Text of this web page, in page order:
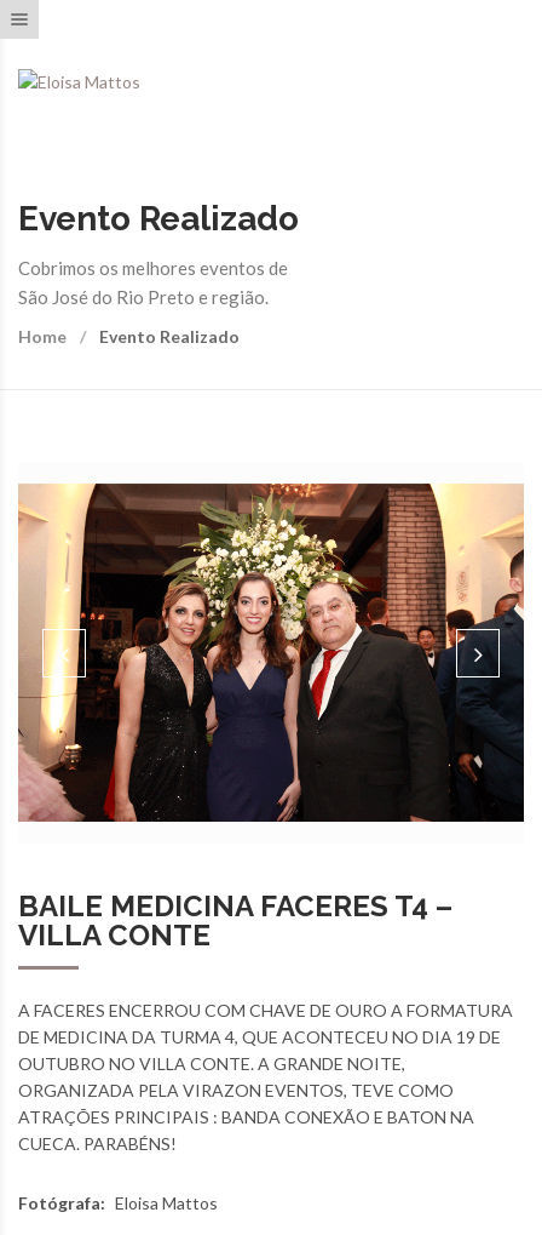
Evento Realizado
Cobrimos os melhores eventos de
São José do Rio Preto e região.
Home Evento Realizado
BAILE MEDICINA FACERES T4 –
VILLA CONTE
A FACERES ENCERROU COM CHAVE DE OURO A FORMATURA
DE MEDICINA DA TURMA 4, QUE ACONTECEU NO DIA 19 DE
OUTUBRO NO VILLA CONTE. A GRANDE NOITE,
ORGANIZADA PELA VIRAZON EVENTOS, TEVE COMO
ATRAÇÕES PRINCIPAIS : BANDA CONEXÃO E BATON NA
CUECA. PARABÉNS!
Fotógrafa: Eloisa Mattos